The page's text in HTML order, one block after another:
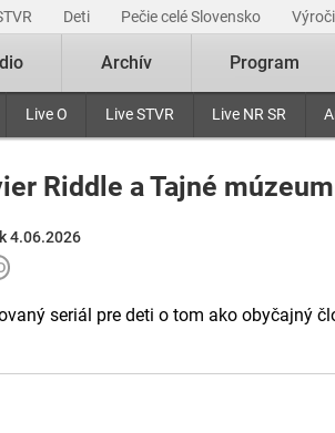
Deti Pečie celé Slovensko
Live O Live STVR Live NR SR
Archív Program
Riddle a Tajné múzeum
4.06.2026
seriál pre deti o tom ako obyčajný